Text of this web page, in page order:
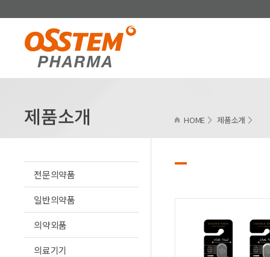
HOME 제품소개
제품소개
전문의약품
일반의약품
의약외품
의료기기